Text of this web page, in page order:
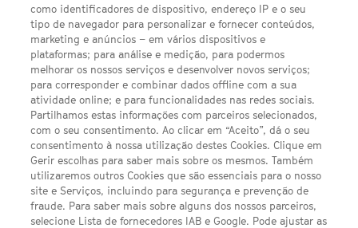
TWITTER
LINKS ÚTEIS
Escolhas de Anúncios
Política de privacidade
Termos E Condições
FILMES
como identificadores de dispositivo, endereço IP e o seu
tipo de navegador para personalizar e fornecer conteúdos,
marketing e anúncios – em vários dispositivos e
plataformas; para análise e medição, para podermos
melhorar os nossos serviços e desenvolver novos serviços;
para corresponder e combinar dados offline com a sua
atividade online; e para funcionalidades nas redes sociais.
Partilhamos estas informações com parceiros selecionados,
com o seu consentimento. Ao clicar em “Aceito”, dá o seu
consentimento à nossa utilização destes Cookies. Clique em
Gerir escolhas para saber mais sobre os mesmos. Também
utilizaremos outros Cookies que são essenciais para o nosso
site e Serviços, incluindo para segurança e prevenção de
fraude. Para saber mais sobre alguns dos nossos parceiros,
selecione Lista de fornecedores IAB e Google. Pode ajustar as